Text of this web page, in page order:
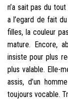
n’a sait pas du
a l’egard de fait
filles, la couleur
mature. Encore,
insiste pour plus
plus valable. Elle-
assis, d’un
toujours vocable.